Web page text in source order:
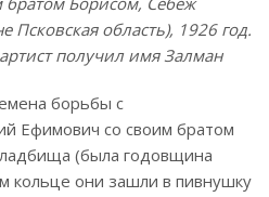
Псковская область), 1926 год.
получил имя Залман
борьбы с
Ефимович со своим братом
(была годовщина
кольце они зашли в пивнушку